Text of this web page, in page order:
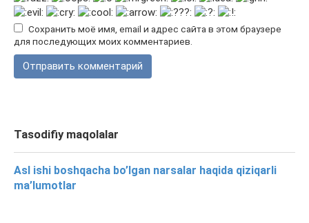
Сохранить моё имя, email и адрес сайта в этом браузере
для последующих моих комментариев.
Tasodifiy maqolalar
Asl ishi boshqacha bo’lgan narsalar haqida qiziqarli
ma’lumotlar